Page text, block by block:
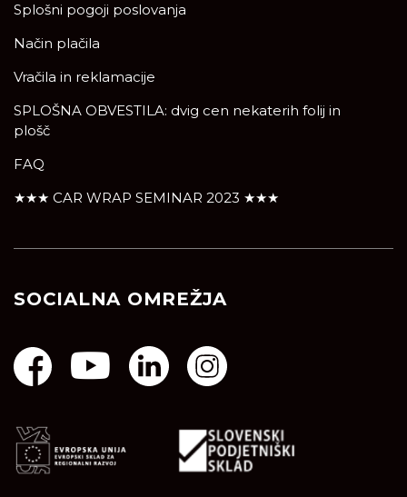
Splošni pogoji poslovanja
Način plačila
Vračila in reklamacije
SPLOŠNA OBVESTILA: dvig cen nekaterih folij in
plošč
FAQ
★★★ CAR WRAP SEMINAR 2023 ★★★
SOCIALNA OMREŽJA